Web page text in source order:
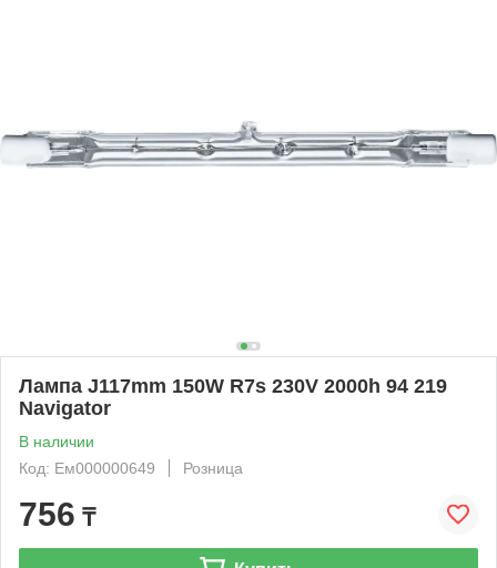
Лампа J117mm 150W R7s 230V 2000h 94 219
Navigator
В наличии
Код: Ем000000649
Розница
756 ₸